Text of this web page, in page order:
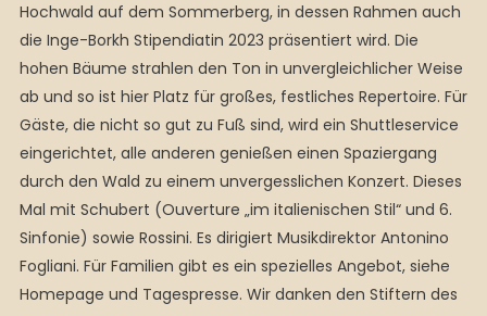
Hochwald auf dem Sommerberg, in dessen Rahmen auch
die Inge-Borkh Stipendiatin 2023 präsentiert wird. Die
hohen Bäume strahlen den Ton in unvergleichlicher Weise
ab und so ist hier Platz für großes, festliches Repertoire. Für
Gäste, die nicht so gut zu Fuß sind, wird ein Shuttleservice
eingerichtet, alle anderen genießen einen Spaziergang
durch den Wald zu einem unvergesslichen Konzert. Dieses
Mal mit Schubert (Ouverture „im italienischen Stil“ und 6.
Sinfonie) sowie Rossini. Es dirigiert Musikdirektor Antonino
Fogliani. Für Familien gibt es ein spezielles Angebot, siehe
Homepage und Tagespresse. Wir danken den Stiftern des